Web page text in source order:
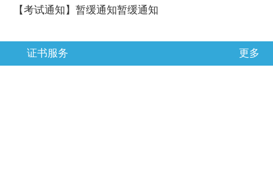
【考试通知】暂缓通知暂缓通知
证书服务 更多